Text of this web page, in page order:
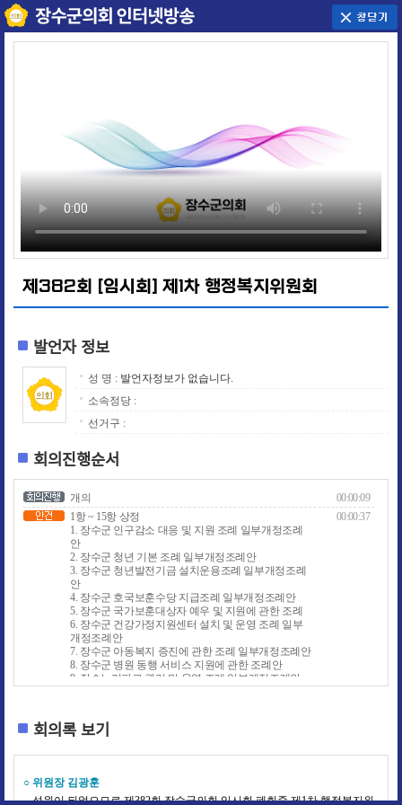
제382회 [임시회] 제1차 행정복지위원회
발언자 정보
성 명 : 발언자정보가 없습니다.
소속정당 :
선거구 :
회의진행순서
개의
00:00:09
1항 ~ 15항 상정
1. 장수군 인구감소 대응 및 지원 조례 일부개정조례
안
2. 장수군 청년 기본 조례 일부개정조례안
3. 장수군 청년발전기금 설치운용조례 일부개정조례
안
4. 장수군 호국보훈수당 지급조례 일부개정조례안
5. 장수군 국가보훈대상자 예우 및 지원에 관한 조례
6. 장수군 건강가정지원센터 설치 및 운영 조례 일부
개정조례안
7. 장수군 아동복지 증진에 관한 조례 일부개정조례안
8. 장수군 병원 동행 서비스 지원에 관한 조례안
9. 장수누리파크 관리 및 운영 조례 일부개정조례안
12. 장수군 공공심야약국 운영 지원 조례안
13. 장수군 정책대토론회 청구에 관한 조례안
15. 장수군 이종무 장군 기념사업 지원에 관한 조례안
00:00:37
기획조정실 제안설명
주민복지과 제안설명
00:07:20
회의록 보기
○ 위원장 김광훈
성원이 되었으므로 제382회 장수군의회 임시회 폐회중 제1차 행정복지위